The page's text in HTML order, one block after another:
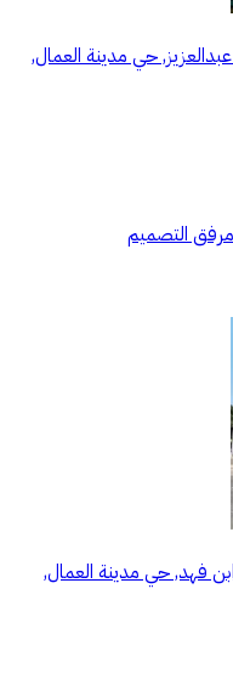
حي مدينة العمال,
مرفق التصميم
فهد, حي مدينة العمال,